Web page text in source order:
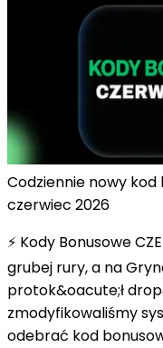
Codziennie nowy
czerwiec 2026
⚡ Kody Bonusowe
grubej rury, a na
protok&oacute;ł
zmodyfikowaliśmy
odebrać kod